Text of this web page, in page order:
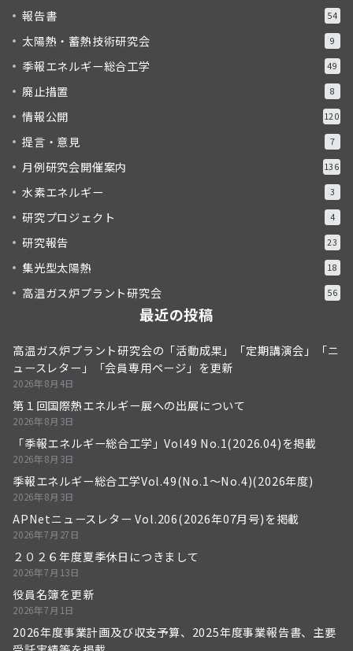
報告書 54
太陽熱・蓄熱技術研究会 9
季報エネルギー総合工学 49
廃止措置 8
情報公開 120
提言・意見 7
月例研究会開催案内 136
水素エネルギー 3
研究プロジェクト 4
研究報告 23
集光型太陽熱 18
高温ガス炉プラント研究会 56
最近の投稿
高温ガス炉プラント研究会の「活動成果」「定期講演会」「ニ
ュースレター」「会員専用ページ」を更新
2026年8月4日
第１回国際熱エネルギー展への出展について
2026年8月3日
「季報エネルギー総合工学」Vol49 No.1(2026.04)を掲載
2026年8月3日
季報エネルギー総合工学Vol.49(No.1～No.4)(2026年度)
2026年8月3日
APNetニュースレター Vol.206(2026年07月号)を掲載
2026年7月27日
２０２６年度夏季休日につきまして
2026年7月13日
役員名簿を更新
2026年7月1日
2026年度事業計画及び収支予算、2025年度事業報告書、主要